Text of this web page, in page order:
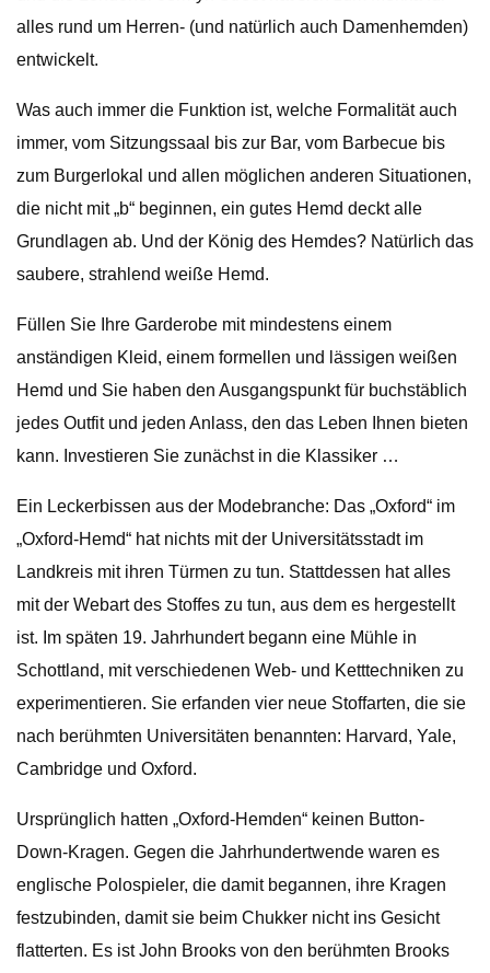
alles rund um Herren- (und natürlich auch Damenhemden)
entwickelt.
Was auch immer die Funktion ist, welche Formalität auch
immer, vom Sitzungssaal bis zur Bar, vom Barbecue bis
zum Burgerlokal und allen möglichen anderen Situationen,
die nicht mit „b“ beginnen, ein gutes Hemd deckt alle
Grundlagen ab. Und der König des Hemdes? Natürlich das
saubere, strahlend weiße Hemd.
Füllen Sie Ihre Garderobe mit mindestens einem
anständigen Kleid, einem formellen und lässigen weißen
Hemd und Sie haben den Ausgangspunkt für buchstäblich
jedes Outfit und jeden Anlass, den das Leben Ihnen bieten
kann. Investieren Sie zunächst in die Klassiker …
Ein Leckerbissen aus der Modebranche: Das „Oxford“ im
„Oxford-Hemd“ hat nichts mit der Universitätsstadt im
Landkreis mit ihren Türmen zu tun. Stattdessen hat alles
mit der Webart des Stoffes zu tun, aus dem es hergestellt
ist. Im späten 19. Jahrhundert begann eine Mühle in
Schottland, mit verschiedenen Web- und Ketttechniken zu
experimentieren. Sie erfanden vier neue Stoffarten, die sie
nach berühmten Universitäten benannten: Harvard, Yale,
Cambridge und Oxford.
Ursprünglich hatten „Oxford-Hemden“ keinen Button-
Down-Kragen. Gegen die Jahrhundertwende waren es
englische Polospieler, die damit begannen, ihre Kragen
festzubinden, damit sie beim Chukker nicht ins Gesicht
flatterten. Es ist John Brooks von den berühmten Brooks